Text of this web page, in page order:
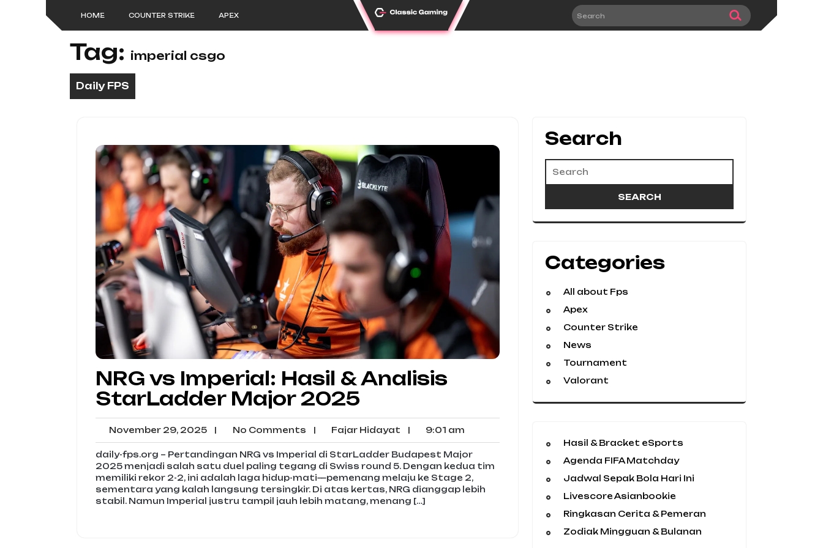
HOME COUNTER STRIKE APEX
Tag: imperial csgo
Daily FPS
NRG vs Imperial: Hasil & Analisis
StarLadder Major 2025
November 29, 2025November
29,
2025
| No CommentsNo
Comments
| Fajar HidayatFajar
Hidayat
| 9:01 am
am
daily-fps.org – Pertandingan NRG vs Imperial di StarLadder Budapest Major
2025 menjadi salah satu duel paling tegang di Swiss round 5. Dengan kedua tim
memiliki rekor 2-2, ini adalah laga hidup-mati—pemenang melaju ke Stage 2,
sementara yang kalah langsung tersingkir. Di atas kertas, NRG dianggap lebih
stabil. Namun Imperial justru tampil jauh lebih matang, menang […]
Search
Categories
All about Fps
Apex
Counter Strike
News
Tournament
Valorant
Hasil & Bracket eSports
Agenda FIFA Matchday
Jadwal Sepak Bola Hari Ini
Livescore Asianbookie
Ringkasan Cerita & Pemeran
Zodiak Mingguan & Bulanan